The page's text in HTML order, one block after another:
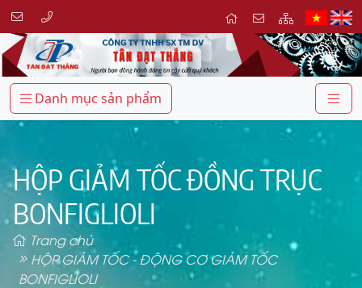
Danh mục sản phẩm
HỘP GIẢM TỐC ĐỒNG TRỤC
BONFIGLIOLI
Trang chủ
HỘP GIẢM TỐC - ĐỘNG CƠ GIẢM TỐC
BONFIGLIOLI